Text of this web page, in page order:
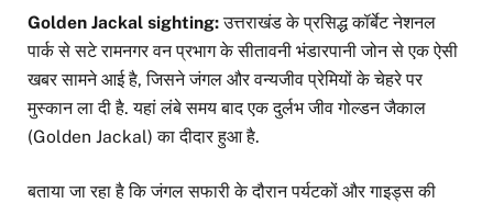
Golden Jackal sighting:उत्तराखंड के प्रसिद्ध कॉर्बेट नेशनल
पार्क से सटे रामनगर वन प्रभाग के सीतावनी भंडारपानी जोन से एक ऐसी
खबर सामने आई है, जिसने जंगल और वन्यजीव प्रेमियों के चेहरे पर
मुस्कान ला दी है. यहां लंबे समय बाद एक दुर्लभ जीव गोल्डन जैकाल
(Golden Jackal) का दीदार हुआ है.
बताया जा रहा है कि जंगल सफारी के दौरान पर्यटकों और गाइड्स की